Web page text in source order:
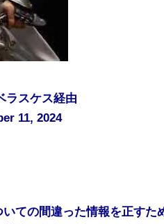
スケス経由
11, 2024
ての間違った情報を正すた